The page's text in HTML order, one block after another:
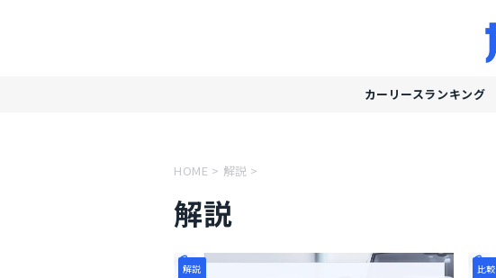
カーリースランキング
HOME > 解説 >
解説
解説 比較